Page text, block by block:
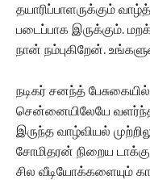
தயாரிப்பாளருக்கும்
படைப்பாக இருக்கும்.
நான் நம்புகிறேன்.
நடிகர் சனந்த்
சென்னையிலேயே
இருந்த வாழ்வியல்
சோமிதரன் நிறைய
சில வீடியோக்களையும்